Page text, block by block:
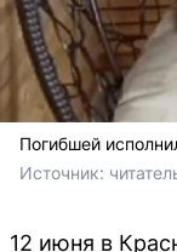
Погибшей
Источник:
12 июня в